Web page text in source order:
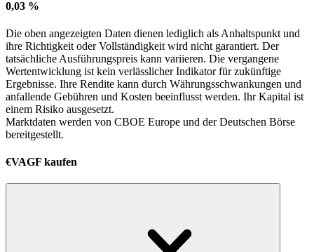
0,03 %
Die oben angezeigten Daten dienen lediglich als Anhaltspunkt und
ihre Richtigkeit oder Vollständigkeit wird nicht garantiert. Der
tatsächliche Ausführungspreis kann variieren. Die vergangene
Wertentwicklung ist kein verlässlicher Indikator für zukünftige
Ergebnisse. Ihre Rendite kann durch Währungsschwankungen und
anfallende Gebühren und Kosten beeinflusst werden. Ihr Kapital ist
einem Risiko ausgesetzt.
Marktdaten werden von CBOE Europe und der Deutschen Börse
bereitgestellt.
€VAGF kaufen